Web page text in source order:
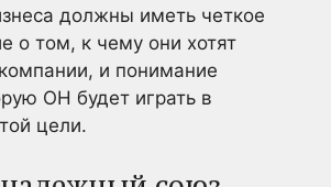
должны иметь четкое
о том, к чему они хотят
и понимание
ОН будет играть в
цели.